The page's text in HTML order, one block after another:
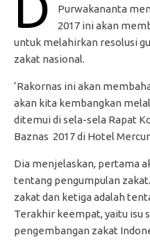
Purwakananta
2017 ini akan
untuk melahirkan resolusi
zakat nasional.
‘Rakornas ini akan
akan kita kembangkan
ditemui di sela-sela Rapat
Baznas 2017 di Hotel
Dia menjelaskan, pertama
tentang pengumpulan
zakat dan ketiga adalah
Terakhir keempat, yaitu isu
pengembangan zakat